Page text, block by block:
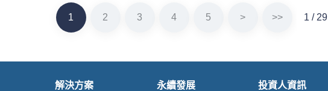
1 2 3 4 5 > >> 1 / 29
解決方案 永續發展 投資人資訊